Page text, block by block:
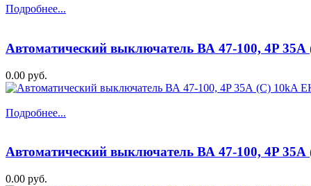
Подробнее...
Автоматический выключатель ВА 47-100, 4P
0.00 руб.
Подробнее...
Автоматический выключатель ВА 47-100, 4P
0.00 руб.